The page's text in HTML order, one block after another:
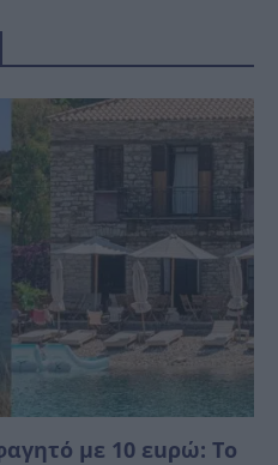
με 10 εuρώ: Το